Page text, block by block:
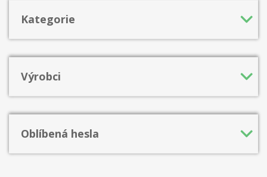
Kategorie
Výrobci
Oblíbená hesla